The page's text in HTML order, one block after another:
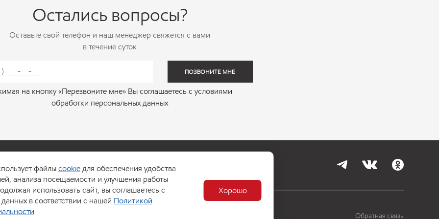
Остались вопросы?
Оставьте свой телефон и наш менеджер свяжется с вами
в течение суток
ПОЗВОНИТЕ МНЕ
на кнопку «Перезвоните мне» Вы соглашаетесь с условиями
обработки персональных данных
Услуги
Обратная связь
файлы cookieдля обеспечения удобства
анализа посещаемости и улучшения работы
использовать сайт, вы соглашаетесь с
в соответствии с нашей Политикой
Хорошо